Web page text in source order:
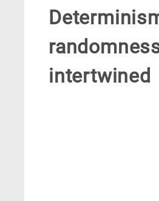
intertwined